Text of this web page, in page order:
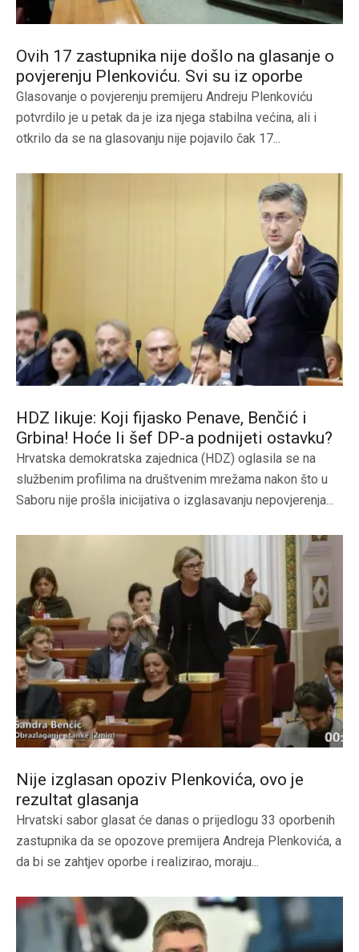
Ovih 17 zastupnika nije došlo na glasanje o
povjerenju Plenkoviću. Svi su iz oporbe
Glasovanje o povjerenju premijeru Andreju Plenkoviću
potvrdilo je u petak da je iza njega stabilna većina, ali i
otkrilo da se na glasovanju nije pojavilo čak 17...
HDZ likuje: Koji fijasko Penave, Benčić i
Grbina! Hoće li šef DP-a podnijeti ostavku?
Hrvatska demokratska zajednica (HDZ) oglasila se na
službenim profilima na društvenim mrežama nakon što u
Saboru nije prošla inicijativa o izglasavanju nepovjerenja...
Nije izglasan opoziv Plenkovića, ovo je
rezultat glasanja
Hrvatski sabor glasat će danas o prijedlogu 33 oporbenih
zastupnika da se opozove premijera Andreja Plenkovića, a
da bi se zahtjev oporbe i realizirao, moraju...